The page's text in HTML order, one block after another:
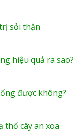
sỏi thận
hiệu quả ra sao?
được không?
thổ cây an xoa